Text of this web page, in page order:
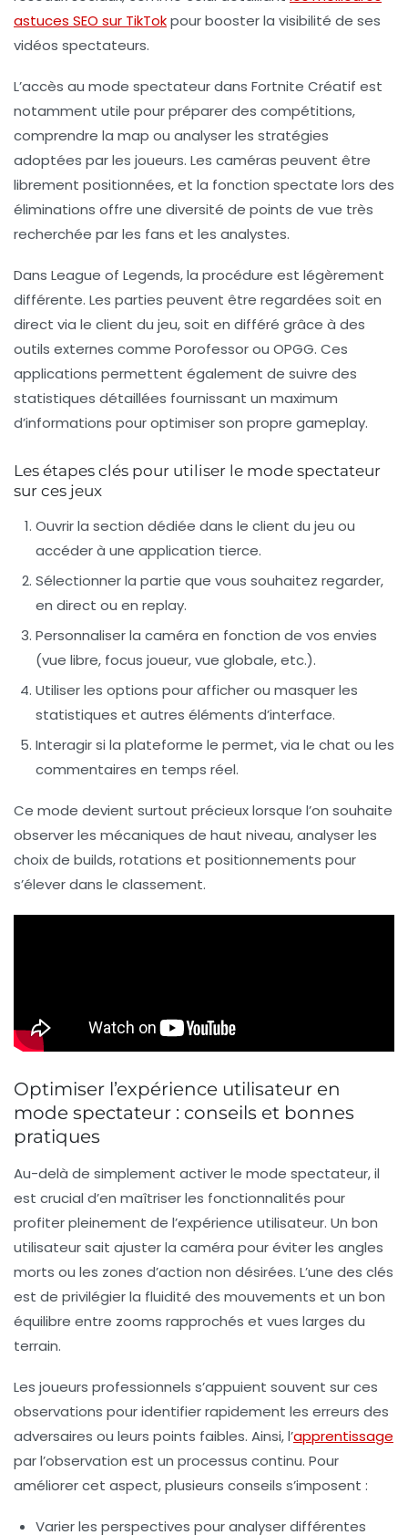
astuces SEO sur TikTokpour booster la visibilité de ses
vidéos spectateurs.
L’accès au mode spectateur dans Fortnite Créatif est
notamment utile pour préparer des compétitions,
comprendre la map ou analyser les stratégies
adoptées par les joueurs. Les caméras peuvent être
librement positionnées, et la fonction spectate lors des
éliminations offre une diversité de points de vue très
recherchée par les fans et les analystes.
Dans League of Legends, la procédure est légèrement
différente. Les parties peuvent être regardées soit en
direct via le client du jeu, soit en différé grâce à des
outils externes comme Porofessor ou OPGG. Ces
applications permettent également de suivre des
statistiques détaillées fournissant un maximum
d’informations pour optimiser son propre gameplay.
Les étapes clés pour utiliser le mode spectateur
sur ces jeux
Ouvrir la section dédiée dans le client du jeu ou
accéder à une application tierce.
Sélectionner la partie que vous souhaitez regarder,
en direct ou en replay.
Personnaliser la caméra en fonction de vos envies
(vue libre, focus joueur, vue globale, etc.).
Utiliser les options pour afficher ou masquer les
statistiques et autres éléments d’interface.
Interagir si la plateforme le permet, via le chat ou les
commentaires en temps réel.
Ce mode devient surtout précieux lorsque l’on souhaite
observer les mécaniques de haut niveau, analyser les
choix de builds, rotations et positionnements pour
s’élever dans le classement.
Optimiser l’expérience utilisateur en
mode spectateur : conseils et bonnes
pratiques
Au-delà de simplement activer le mode spectateur, il
est crucial d’en maîtriser les fonctionnalités pour
profiter pleinement de l’expérience utilisateur. Un bon
utilisateur sait ajuster la caméra pour éviter les angles
morts ou les zones d’action non désirées. L’une des clés
est de privilégier la fluidité des mouvements et un bon
équilibre entre zooms rapprochés et vues larges du
terrain.
Les joueurs professionnels s’appuient souvent sur ces
observations pour identifier rapidement les erreurs des
adversaires ou leurs points faibles. Ainsi, l’apprentissage
par l’observation est un processus continu. Pour
améliorer cet aspect, plusieurs conseils s’imposent :
Varier les perspectives pour analyser différentes